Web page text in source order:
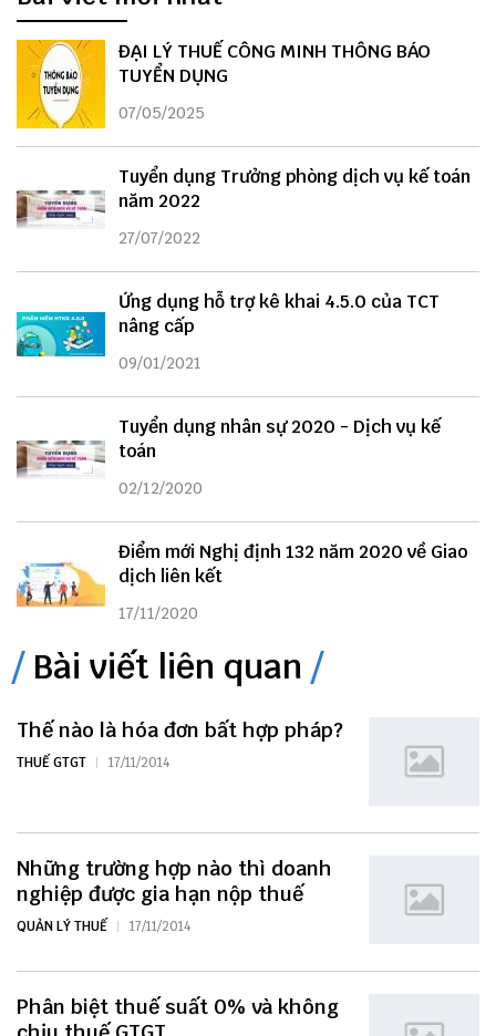
ĐẠI LÝ THUẾ CÔNG MINH THÔNG BÁO
TUYỂN DỤNG
07/05/2025
Tuyển dụng Trưởng phòng dịch vụ kế toán
năm 2022
27/07/2022
Ứng dụng hỗ trợ kê khai 4.5.0 của TCT
nâng cấp
09/01/2021
Tuyển dụng nhân sự 2020 - Dịch vụ kế
toán
02/12/2020
Điểm mới Nghị định 132 năm 2020 về Giao
dịch liên kết
17/11/2020
Bài viết liên quan
Thế nào là hóa đơn bất hợp pháp?
THUẾ GTGT 17/11/2014
Những trường hợp nào thì doanh
nghiệp được gia hạn nộp thuế
QUẢN LÝ THUẾ 17/11/2014
Phân biệt thuế suất 0% và không